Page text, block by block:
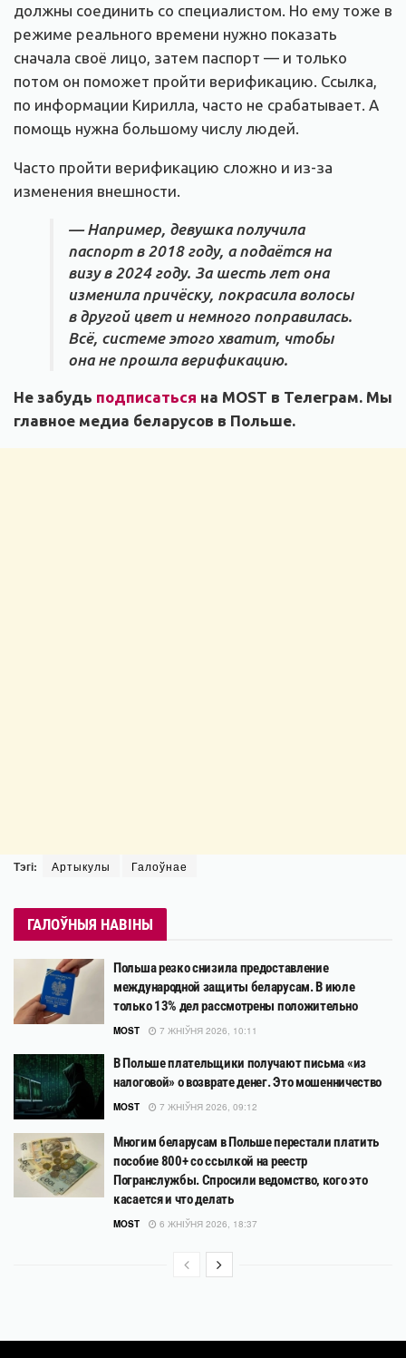
должны соединить со специалистом. Но ему тоже в
режиме реального времени нужно показать
сначала своё лицо, затем паспорт — и только
потом он поможет пройти верификацию. Ссылка,
по информации Кирилла, часто не срабатывает. А
помощь нужна большому числу людей.
Часто пройти верификацию сложно и из-за
изменения внешности.
— Например, девушка получила
паспорт в 2018 году, а подаётся на
визу в 2024 году. За шесть лет она
изменила причёску, покрасила волосы
в другой цвет и немного поправилась.
Всё, системе этого хватит, чтобы
она не прошла верификацию.
Не забудь подписаться на MOST в Телеграм. Мы
главное медиа беларусов в Польше.
Тэгі: Артыкулы Галоўнае
ГАЛОЎНЫЯ НАВІНЫ
Польша резко снизила предоставление
международной защиты беларусам. В июле
только 13% дел рассмотрены положительно
MOST 7 ЖНІЎНЯ 2026, 10:11
В Польше плательщики получают письма «из
налоговой» о возврате денег. Это мошенничество
MOST 7 ЖНІЎНЯ 2026, 09:12
Многим беларусам в Польше перестали платить
пособие 800+ со ссылкой на реестр
Погранслужбы. Спросили ведомство, кого это
касается и что делать
MOST 6 ЖНІЎНЯ 2026, 18:37